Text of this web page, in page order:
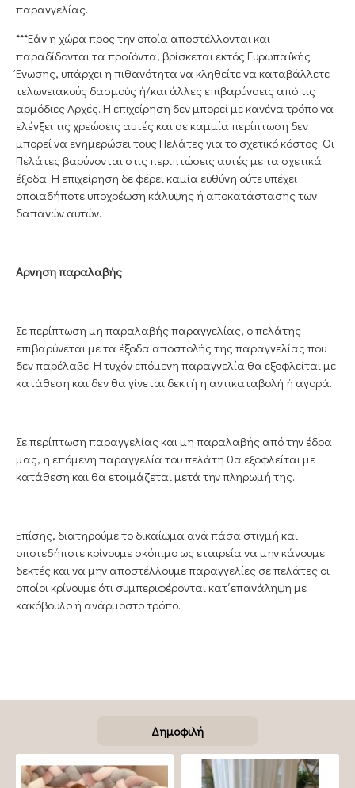
παραγγελίας.
***Εάν η χώρα προς την οποία αποστέλλονται και
παραδίδονται τα προϊόντα, βρίσκεται εκτός Ευρωπαϊκής
Ένωσης, υπάρχει η πιθανότητα να κληθείτε να καταβάλλετε
τελωνειακούς δασμούς ή/και άλλες επιβαρύνσεις από τις
αρμόδιες Αρχές. Η επιχείρηση δεν μπορεί με κανένα τρόπο να
ελέγξει τις χρεώσεις αυτές και σε καμμία περίπτωση δεν
μπορεί να ενημερώσει τους Πελάτες για το σχετικό κόστος. Οι
Πελάτες βαρύνονται στις περιπτώσεις αυτές με τα σχετικά
έξοδα. Η επιχείρηση δε φέρει καμία ευθύνη ούτε υπέχει
οποιαδήποτε υποχρέωση κάλυψης ή αποκατάστασης των
δαπανών αυτών.
Αρνηση παραλαβής
Σε περίπτωση μη παραλαβής παραγγελίας, ο πελάτης
επιβαρύνεται με τα έξοδα αποστολής της παραγγελίας που
δεν παρέλαβε. Η τυχόν επόμενη παραγγελία θα εξοφλείται με
κατάθεση και δεν θα γίνεται δεκτή η αντικαταβολή ή αγορά.
Σε περίπτωση παραγγελίας και μη παραλαβής από την έδρα
μας, η επόμενη παραγγελία του πελάτη θα εξοφλείται με
κατάθεση και θα ετοιμάζεται μετά την πληρωμή της.
Επίσης, διατηρούμε το δικαίωμα ανά πάσα στιγμή και
οποτεδήποτε κρίνουμε σκόπιμο ως εταιρεία να μην κάνουμε
δεκτές και να μην αποστέλλουμε παραγγελίες σε πελάτες οι
οποίοι κρίνουμε ότι συμπεριφέρονται κατ΄επανάληψη με
κακόβουλο ή ανάρμοστο τρόπο.
Δημοφιλή